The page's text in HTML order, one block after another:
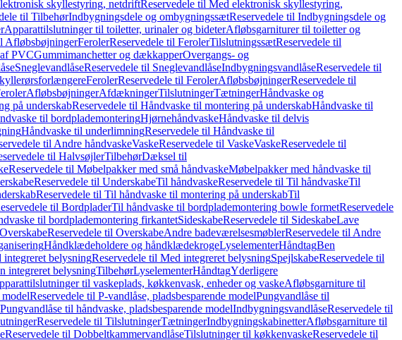
skyllestyring, netdriftReservedele til Med elektronisk skyllestyring,
til TilbehørIndbygningsdele og ombygningssætReservedele til Indbygningsdele og
Apparattilslutninger til toiletter, urinaler og bideterAfløbsgarniturer til toiletter og
AfløbsbøjningerFerolerReservedele til FerolerTilslutningssætReservedele til
PVCGummimanchetter og dækkapperOvergangs- og
SneglevandlåseReservedele til SneglevandlåseIndbygningsvandlåseReservedele til
FerolerReservedele til FerolerAfløbsbøjningerReservedele til
AfløbsbøjningerAfdækningerTilslutningerTætningerHåndvaske og
på underskabReservedele til Håndvaske til montering på underskabHåndvaske til
til bordplademonteringHjørnehåndvaskeHåndvaske til delvis
Håndvaske til underlimningReservedele til Håndvaske til
til Andre håndvaskeVaskeReservedele til VaskeVaskeReservedele til
til HalvsøjlerTilbehørDæksel til
Reservedele til Møbelpakker med små håndvaskeMøbelpakker med håndvaske til
Reservedele til UnderskabeTil håndvaskeReservedele til Til håndvaskeTil
Reservedele til Til håndvaske til montering på underskabTil
til BordpladerTil håndvaske til bordplademontering bowle formetReservedele
til bordplademontering firkantetSideskabeReservedele til SideskabeLave
OverskabeReservedele til OverskabeAndre badeværelsesmøblerReservedele til Andre
Håndklædeholdere og håndklædekrogeLyselementerHåndtagBen
integreret belysningReservedele til Med integreret belysningSpejlskabeReservedele til
integreret belysningTilbehørLyselementerHåndtagYderligere
til vaskeplads, køkkenvask, enheder og vaskeAfløbsgarniture til
modelReservedele til P-vandlåse, pladsbesparende modelPungvandlåse til
til håndvaske, pladsbesparende modelIndbygningsvandlåseReservedele til
Reservedele til TilslutningerTætningerIndbygningskabinetterAfløbsgarniture til
Reservedele til DobbeltkammervandlåseTilslutninger til køkkenvaskeReservedele til